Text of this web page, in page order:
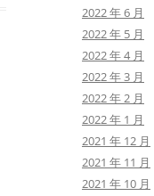
2022 年 6 月
2022 年 5 月
2022 年 4 月
2022 年 3 月
2022 年 2 月
2022 年 1 月
2021 年 12 月
2021 年 11 月
2021 年 10 月